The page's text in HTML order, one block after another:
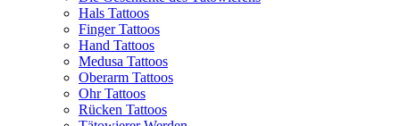
Hals Tattoos
Finger Tattoos
Hand Tattoos
Medusa Tattoos
Oberarm Tattoos
Ohr Tattoos
Rücken Tattoos